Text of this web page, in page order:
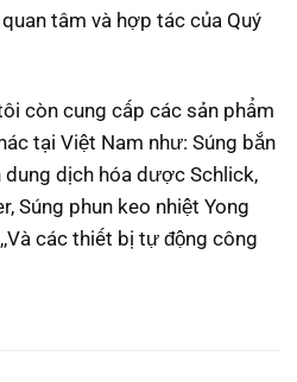
tâm và hợp tác của Quý
còn cung cấp các sản phẩm
tại Việt Nam như: Súng bắn
dung dịch hóa dược Schlick,
Súng phun keo nhiệt Yong
các thiết bị tự động công